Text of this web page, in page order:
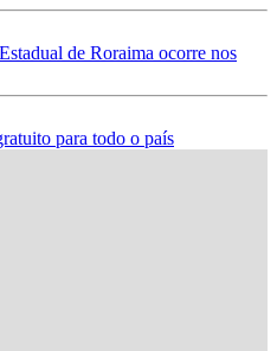
de Roraima ocorre nos
para todo o país